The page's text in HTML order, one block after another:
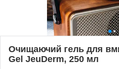
Очищаючий гель для
Gel JeuDerm, 250 мл